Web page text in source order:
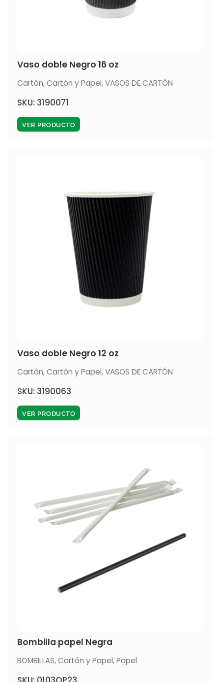
Vaso doble Negro 16 oz
Cartón,Cartón y Papel,VASOS DE CARTÓN
SKU: 3190071
VER PRODUCTO
Vaso doble Negro 12 oz
Cartón,Cartón y Papel,VASOS DE CARTÓN
SKU: 3190063
VER PRODUCTO
Bombilla papel Negra
BOMBILLAS,Cartón y Papel,Papel